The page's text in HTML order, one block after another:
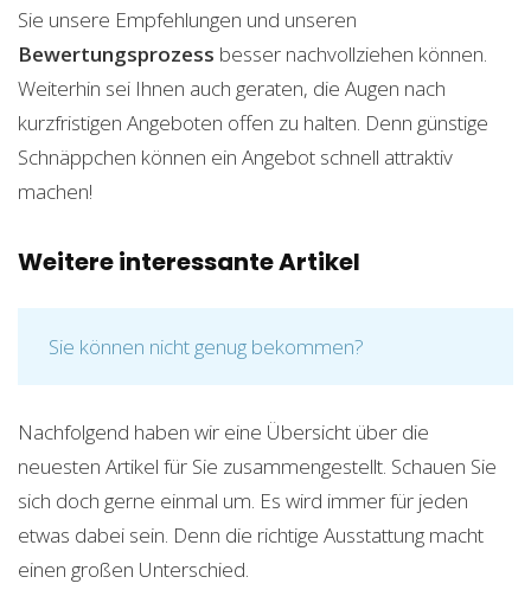
Sie unsere Empfehlungen und unseren
Bewertungsprozess besser nachvollziehen können.
Weiterhin sei Ihnen auch geraten, die Augen nach
kurzfristigen Angeboten offen zu halten. Denn günstige
Schnäppchen können ein Angebot schnell attraktiv
machen!
Weitere interessante Artikel
Sie können nicht genug bekommen?
Nachfolgend haben wir eine Übersicht über die
neuesten Artikel für Sie zusammengestellt. Schauen Sie
sich doch gerne einmal um. Es wird immer für jeden
etwas dabei sein. Denn die richtige Ausstattung macht
einen großen Unterschied.